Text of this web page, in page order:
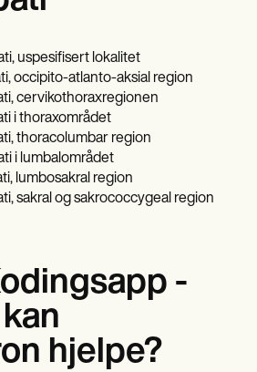
uspesifisert lokalitet
occipito-atlanto-aksial region
cervikothoraxregionen
i thoraxområdet
thoracolumbar region
i lumbalområdet
lumbosakral region
sakral og sakrococcygeal region
-
hjelpe?